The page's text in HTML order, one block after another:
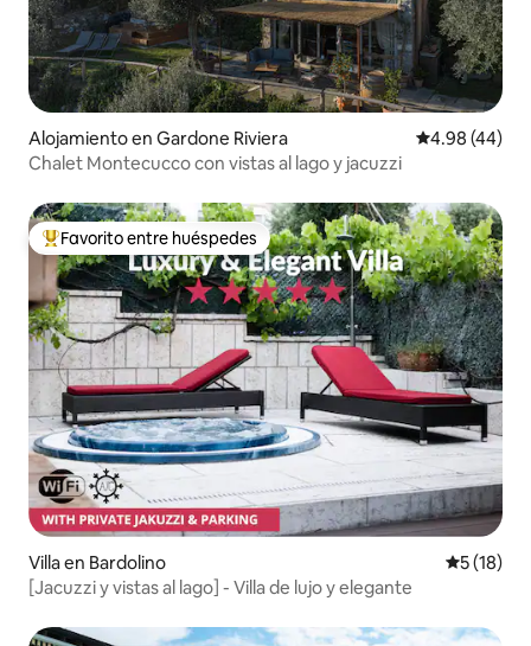
Alojamiento en Gardone Riviera Calificación
4.98 (44)
Chalet Montecucco con vistas al lago y jacuzzi
Favorito entre huéspedes preferido
Favorito entre huéspedes
Villa en Bardolino
5 (18)
[Jacuzzi y vistas al lago] - Villa de lujo y elegante